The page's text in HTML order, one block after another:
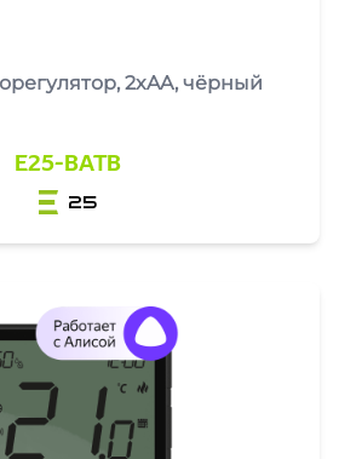
2xAA, чёрный
E25-BATB
25